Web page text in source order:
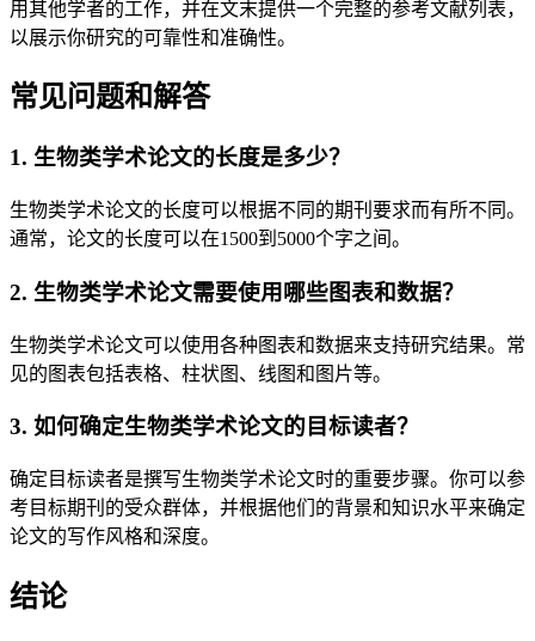
用其他学者的工作，并在文末提供一个完整的参考文献列表，
以展示你研究的可靠性和准确性。
常见问题和解答
1. 生物类学术论文的长度是多少？
生物类学术论文的长度可以根据不同的期刊要求而有所不同。
通常，论文的长度可以在1500到5000个字之间。
2. 生物类学术论文需要使用哪些图表和数据？
生物类学术论文可以使用各种图表和数据来支持研究结果。常
见的图表包括表格、柱状图、线图和图片等。
3. 如何确定生物类学术论文的目标读者？
确定目标读者是撰写生物类学术论文时的重要步骤。你可以参
考目标期刊的受众群体，并根据他们的背景和知识水平来确定
论文的写作风格和深度。
结论